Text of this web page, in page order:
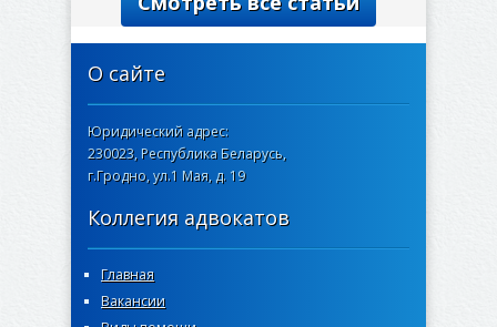
О сайте
Юридический адрес:
230023, Республика Беларусь,
г.Гродно, ул.1 Мая, д. 19
Коллегия адвокатов
Главная
Вакансии